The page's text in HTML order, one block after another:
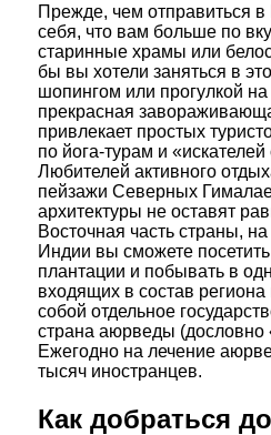
Прежде, чем отправиться
себя, что вам больше по
старинные храмы или
бы вы хотели заняться в
шопингом или прогулкой
прекрасная
привлекает простых
по йога-турам и
Любителей активного
пейзажи Северных
архитектуры не оставят
Восточная часть страны,
Индии вы сможете
плантации и побывать в
входящих в состав
собой отдельное
страна аюрведы (дословно
Ежегодно на лечение
тысяч иностранцев.
Как добраться